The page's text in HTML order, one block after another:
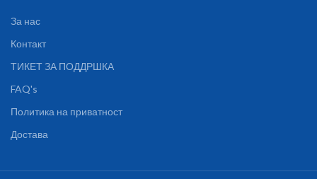
За нас
Контакт
ТИКЕТ ЗА ПОДДРШКА
FAQ's
Политика на приватност
Достава